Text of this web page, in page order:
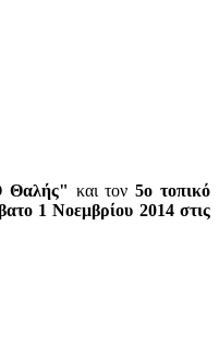
Θαλής" και τον5ο τοπικό
1 Νοεμβρίου 2014 στις